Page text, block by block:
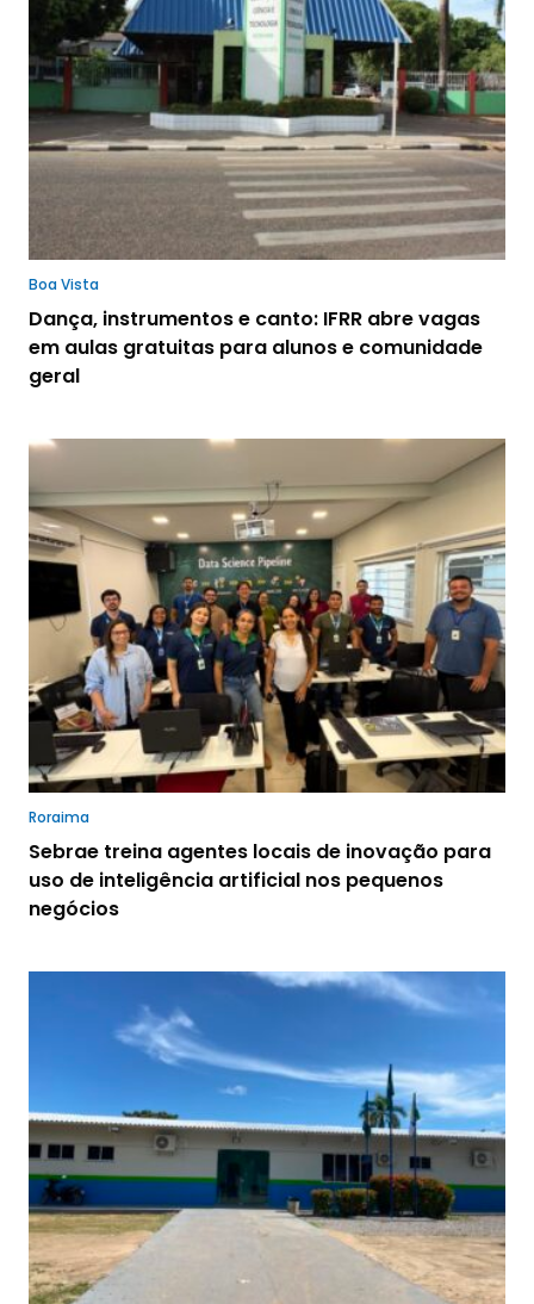
Boa Vista
Dança, instrumentos e canto: IFRR abre vagas
em aulas gratuitas para alunos e comunidade
geral
Roraima
Sebrae treina agentes locais de inovação para
uso de inteligência artificial nos pequenos
negócios